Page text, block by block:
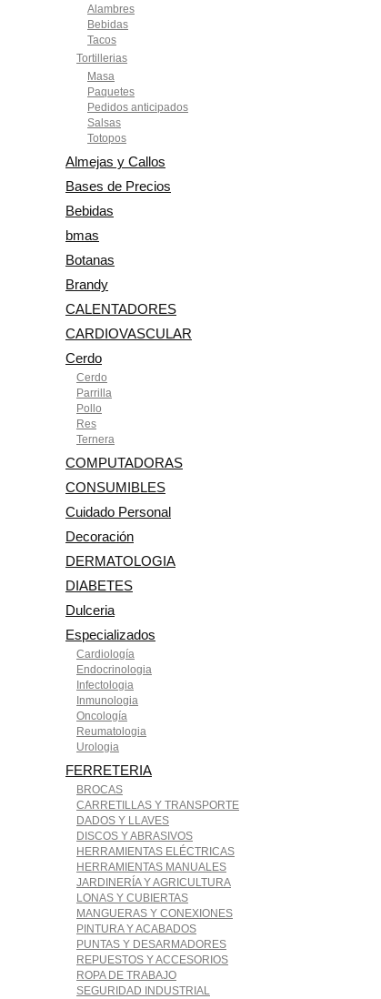
Alambres
Bebidas
Tacos
Tortillerias
Masa
Paquetes
Pedidos anticipados
Salsas
Totopos
Almejas y Callos
Bases de Precios
Bebidas
bmas
Botanas
Brandy
CALENTADORES
CARDIOVASCULAR
Cerdo
Cerdo
Parrilla
Pollo
Res
Ternera
COMPUTADORAS
CONSUMIBLES
Cuidado Personal
Decoración
DERMATOLOGIA
DIABETES
Dulceria
Especializados
Cardiología
Endocrinologia
Infectologia
Inmunologia
Oncología
Reumatologia
Urologia
FERRETERIA
BROCAS
CARRETILLAS Y TRANSPORTE
DADOS Y LLAVES
DISCOS Y ABRASIVOS
HERRAMIENTAS ELÉCTRICAS
HERRAMIENTAS MANUALES
JARDINERÍA Y AGRICULTURA
LONAS Y CUBIERTAS
MANGUERAS Y CONEXIONES
PINTURA Y ACABADOS
PUNTAS Y DESARMADORES
REPUESTOS Y ACCESORIOS
ROPA DE TRABAJO
SEGURIDAD INDUSTRIAL